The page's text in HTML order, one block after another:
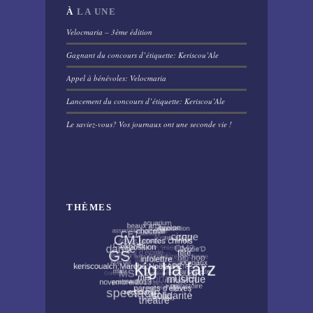
À LA UNE
Velocmaria – 3ème édition
Gagnant du concours d’étiquette: Keriscou’Ale
Appel à bénévoles: Velocmaria
Lancement du concours d’étiquette: Keriscou’Ale
Le saviez-vous? Vos journaux ont une seconde vie !
THÈMES